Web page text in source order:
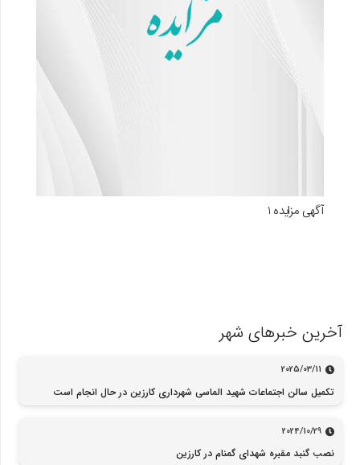
آگهی مزایده 1
آخرین خبرهای شهر
2025/03/11
تکمیل سالن اجتماعات شهید الماسی شهرداری کارزین در حال انجام است
2024/10/29
نصب گنبد مقبره شهدای گمنام در کارزین